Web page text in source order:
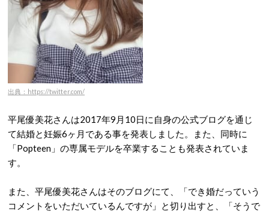
出典：https://twitter.com/
平尾優美花さんは2017年9月10日に自身の公式ブログを通じ
て結婚と妊娠6ヶ月である事を発表しました。また、同時に
「Popteen」の専属モデルを卒業することも発表されていま
す。
また、平尾優美花さんはそのブログにて、「でき婚だっていう
コメントをいただいているんですが」と切り出すと、「そうで